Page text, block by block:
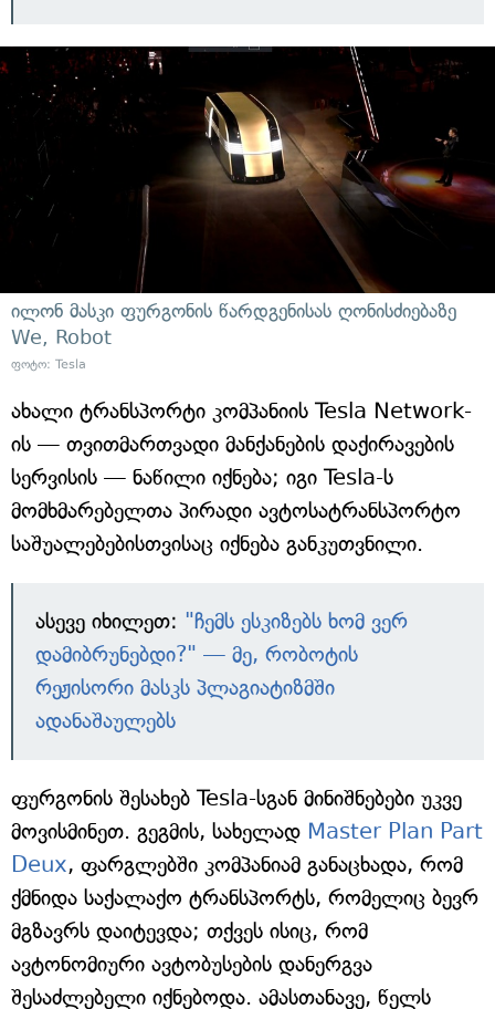
ილონ მასკი ფურგონის წარდგენისას ღონისძიებაზე
We, Robot
ფოტო: Tesla
ახალი ტრანსპორტი კომპანიის Tesla Network-
ის — თვითმართვადი მანქანების დაქირავების
სერვისის — ნაწილი იქნება; იგი Tesla-ს
მომხმარებელთა პირადი ავტოსატრანსპორტო
საშუალებებისთვისაც იქნება განკუთვნილი.
ასევე იხილეთ: "ჩემს ესკიზებს ხომ ვერ
დამიბრუნებდი?" — მე, რობოტის
რეჟისორი მასკს პლაგიატიზმში
ადანაშაულებს
ფურგონის შესახებ Tesla-სგან მინიშნებები უკვე
მოვისმინეთ. გეგმის, სახელად Master Plan Part
Deux, ფარგლებში კომპანიამ განაცხადა, რომ
ქმნიდა საქალაქო ტრანსპორტს, რომელიც ბევრ
მგზავრს დაიტევდა; თქვეს ისიც, რომ
ავტონომიური ავტობუსების დანერგვა
შესაძლებელი იქნებოდა. ამასთანავე, წელს